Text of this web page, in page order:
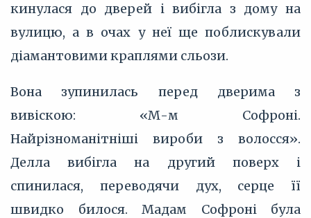
кинулася до дверей і вибігла з дому на
вулицю, а в очах у неї ще поблискували
діамантовими краплями сльози.
Вона зупинилась перед дверима з
вивіскою: «М-м Софроні.
Найрізноманітніші вироби з волосся».
Делла вибігла на другий поверх і
спинилася, переводячи дух, серце її
швидко билося. Мадам Софроні була